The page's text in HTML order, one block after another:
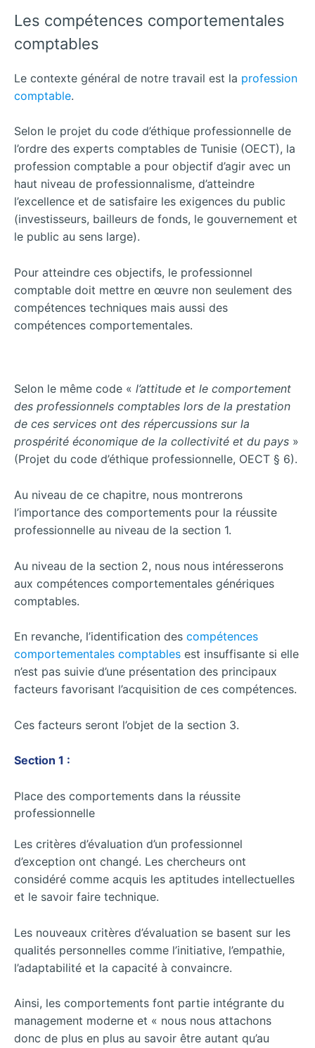
Les compétences comportementales
comptables
Le contexte général de notre travail est la profession
comptable.
Selon le projet du code d’éthique professionnelle de
l’ordre des experts comptables de Tunisie (OECT), la
profession comptable a pour objectif d’agir avec un
haut niveau de professionnalisme, d’atteindre
l’excellence et de satisfaire les exigences du public
(investisseurs, bailleurs de fonds, le gouvernement et
le public au sens large).
Pour atteindre ces objectifs, le professionnel
comptable doit mettre en œuvre non seulement des
compétences techniques mais aussi des
compétences comportementales.
Selon le même code « l’attitude et le comportement
des professionnels comptables lors de la prestation
de ces services ont des répercussions sur la
prospérité économique de la collectivité et du pays »
(Projet du code d’éthique professionnelle, OECT § 6).
Au niveau de ce chapitre, nous montrerons
l’importance des comportements pour la réussite
professionnelle au niveau de la section 1.
Au niveau de la section 2, nous nous intéresserons
aux compétences comportementales génériques
comptables.
En revanche, l’identification des compétences
comportementales comptables est insuffisante si elle
n’est pas suivie d’une présentation des principaux
facteurs favorisant l’acquisition de ces compétences.
Ces facteurs seront l’objet de la section 3.
Section 1 :
Place des comportements dans la réussite
professionnelle
Les critères d’évaluation d’un professionnel
d’exception ont changé. Les chercheurs ont
considéré comme acquis les aptitudes intellectuelles
et le savoir faire technique.
Les nouveaux critères d’évaluation se basent sur les
qualités personnelles comme l’initiative, l’empathie,
l’adaptabilité et la capacité à convaincre.
Ainsi, les comportements font partie intégrante du
management moderne et « nous nous attachons
donc de plus en plus au savoir être autant qu’au